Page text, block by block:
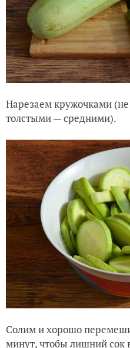
Нарезаем кружочками
толстыми — средними).
Солим и хорошо
минут, чтобы лишний сок